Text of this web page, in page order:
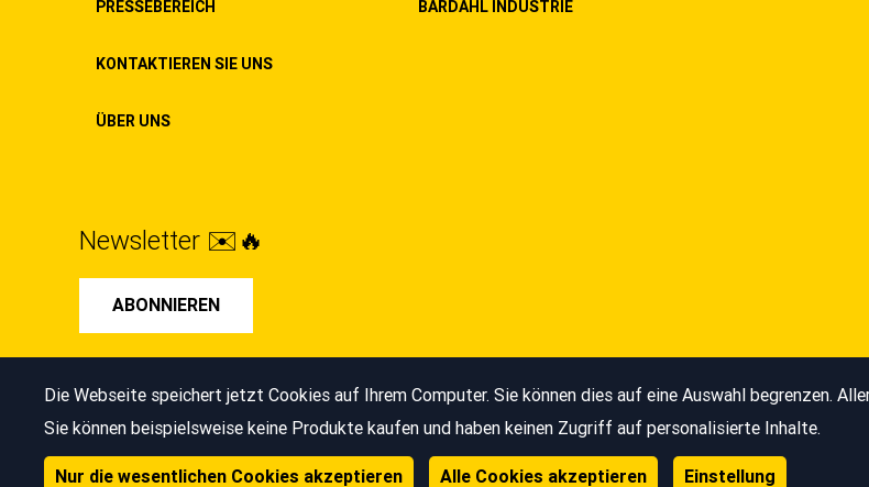
Die Webseite speichert jetzt Cookies auf Ihrem Computer. Sie können dies auf eine Auswahl begrenzen.
Sie können beispielsweise keine Produkte kaufen und haben keinen Zugriff auf personalisierte Inhalte.
PRESSEBEREICH
KONTAKTIEREN SIE UNS
ÜBER UNS
BARDAHL INDUSTRIE
Newsletter ✉️🔥
ABONNIEREN